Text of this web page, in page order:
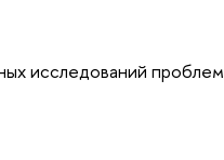
исследований проблем